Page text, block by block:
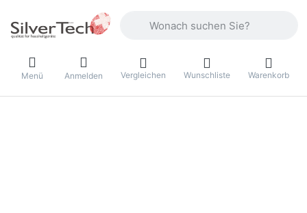
Menü Anmelden Vergleichen Wunschliste Warenkorb